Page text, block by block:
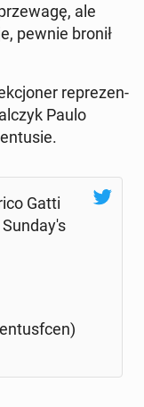
ale
pewnie bronił
reprezen­
Paulo
Gatti